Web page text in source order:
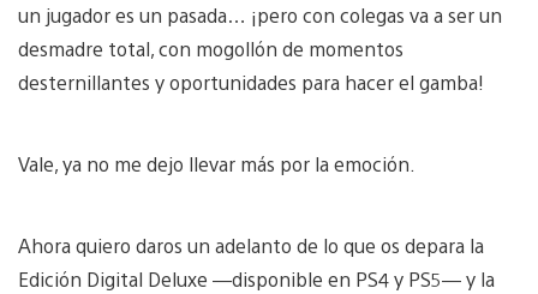
un jugador es un pasada… ¡pero con colegas va a ser un
desmadre total, con mogollón de momentos
desternillantes y oportunidades para hacer el gamba!
Vale, ya no me dejo llevar más por la emoción.
Ahora quiero daros un adelanto de lo que os depara la
Edición Digital Deluxe —disponible en PS4 y PS5— y la